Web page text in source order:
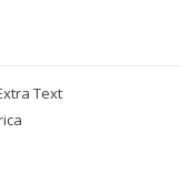
Text